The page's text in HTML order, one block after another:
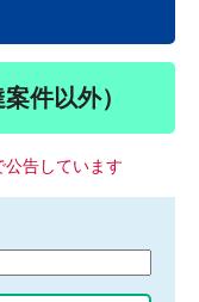
件以外）
公告しています